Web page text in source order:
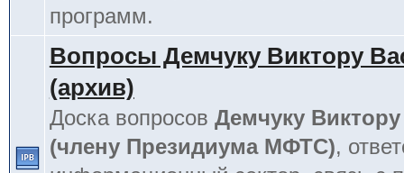
программ.
Вопросы Демчуку Виктору
(архив)
Доска вопросов Демчуку
(члену Президиума МФТС),